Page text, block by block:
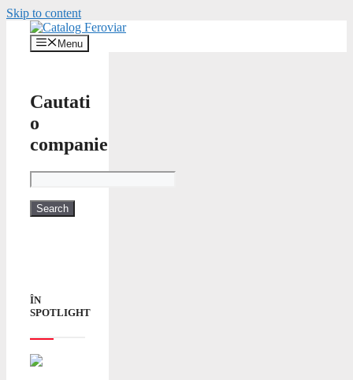
Skip to content
Menu
Cautati
o
companie
ÎN
SPOTLIGHT